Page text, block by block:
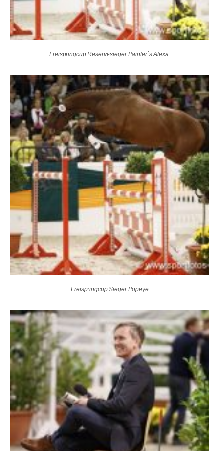
Freispringcup Reservesieger Painter´s Alexa.
Freispringcup Sieger Popeye